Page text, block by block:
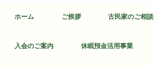
ホーム ご挨拶 古民家のご相談
入会のご案内 休眠預金活用事業